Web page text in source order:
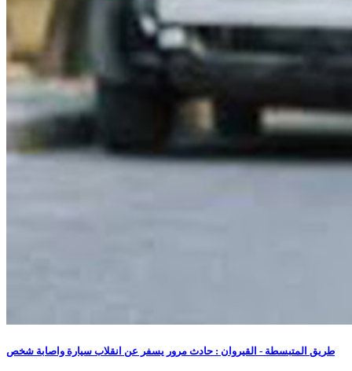
طريق المتبسطة - القيروان : حادث مرور يسفر عن انقلاب سيارة واصابة شخص